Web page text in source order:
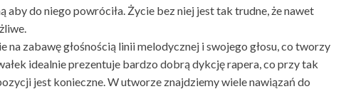
aby do niego powróciła. Życie bez niej jest tak trudne, że nawet
na zabawę głośnością linii melodycznej i swojego głosu, co tworzy
idealnie prezentuje bardzo dobrą dykcję rapera, co przy tak
jest konieczne. W utworze znajdziemy wiele nawiązań do